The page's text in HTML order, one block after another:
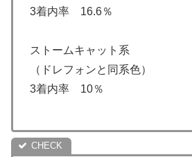
3着内率 16.6％
ストームキャット系
（ドレフォンと同系色）
3着内率 10％